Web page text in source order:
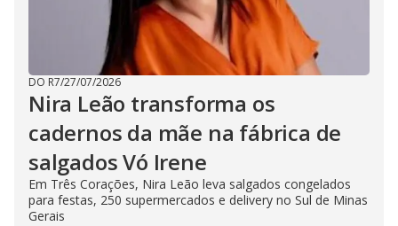
DO R7/27/07/2026
Nira Leão transforma os
cadernos da mãe na fábrica de
salgados Vó Irene
Em Três Corações, Nira Leão leva salgados congelados
para festas, 250 supermercados e delivery no Sul de Minas
Gerais